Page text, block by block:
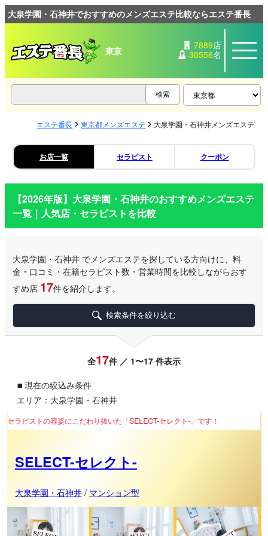
大泉学園・石神井でおすすめのメンズエステ比較ならエステ番長
東京 7889店
30556名
エステ番長 東京都メンズエステ 大泉学園・石神井メンズエステ
お店一覧 セラピスト クーポン
【2026年版】 大泉学園・石神井のおすすめメンズエステ
一覧｜人気店・セラピストを比較
大泉学園・石神井 でメンズエステを探している方向けに、料
金・口コミ・在籍セラピスト数・営業時間を比較しながらおす
すめ店 17件を紹介します。
検索条件を絞り込む
全17件 ／ 1〜17 件表示
▪ 現在の絞込み条件
エリア：大泉学園・石神井
だわり抜いた「SELECT-セレクト-」です！
SELECT-セレクト-
大泉学園・石神井/ マンション型